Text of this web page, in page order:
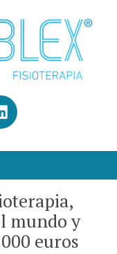
Linkedin
mundo y
euros